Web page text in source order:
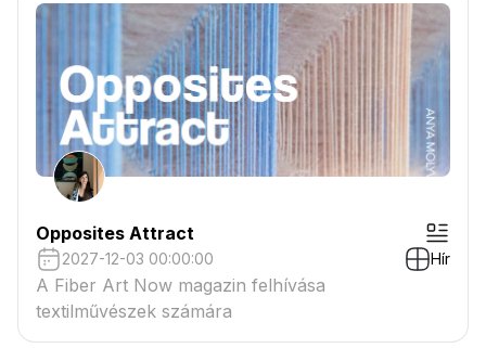
Opposites Attract
2027-12-03 00:00:00 Hír
A Fiber Art Now magazin felhívása
textilművészek számára